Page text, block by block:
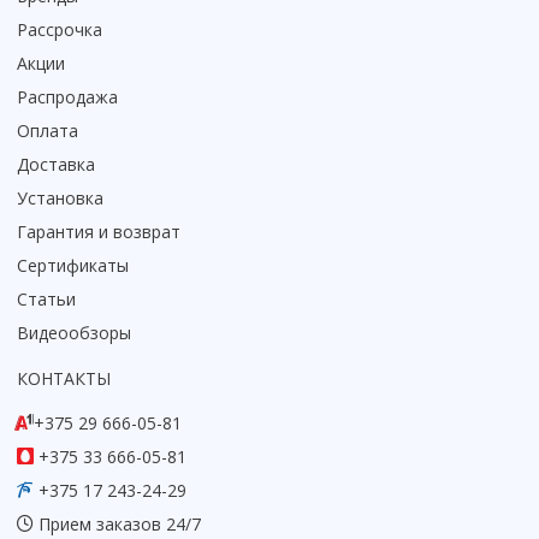
Коврик для душевой кабины
Смотреть все
Рассрочка
Акции
Распродажа
Оплата
Доставка
Установка
Гарантия и возврат
Сертификаты
Статьи
Видеообзоры
КОНТАКТЫ
+375 29 666-05-81
+375 33 666-05-81
+375 17 243-24-29
Прием заказов 24/7